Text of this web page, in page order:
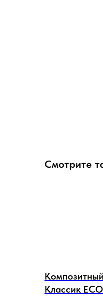
Смотрите
Классик